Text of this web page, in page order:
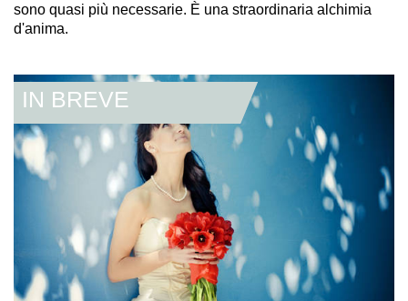
sono quasi più necessarie. È una straordinaria alchimia
d'anima.